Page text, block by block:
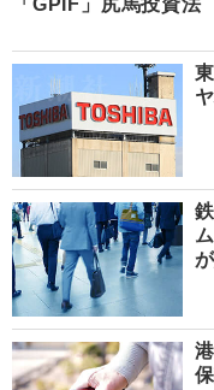
「GPIF」尻馬投資法